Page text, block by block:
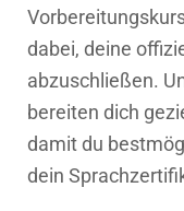
dabei, deine
abzuschließen.
bereiten dich
damit du
dein